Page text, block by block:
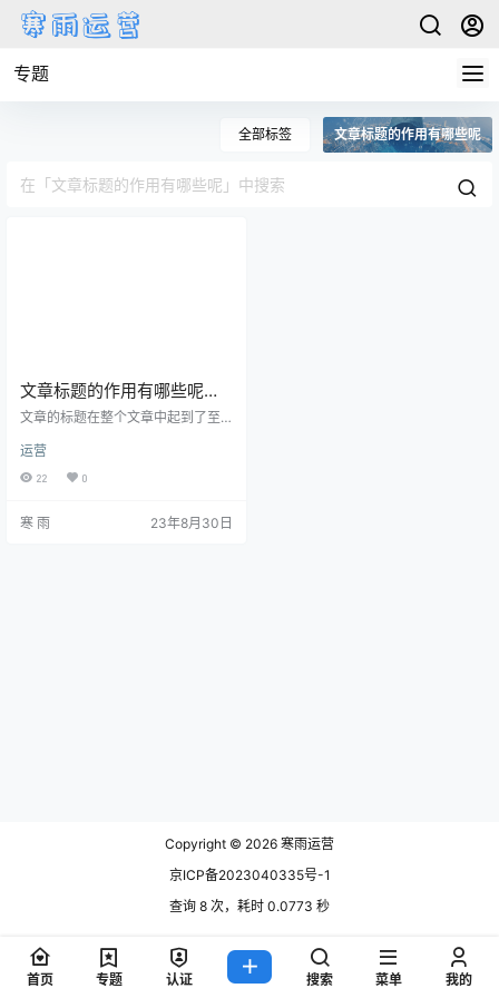
专题
全部标签 文章标题的作用有哪些呢
文章标题的作用有哪些呢，
为什么需要慎重对待呢
文章的标题在整个文章中起到了至
字的组合，更是吸引读者眼球、传
达文章核心内容的关键。一个优秀
也能够提高文章在搜索引擎中的排
运营
22 0
寒 雨 23年8月30日
Copyright © 2026 寒雨运营
京ICP备2023040335号-1
查询 8 次，耗时 0.0773 秒
首页 专题 认证 搜索 菜单 我的